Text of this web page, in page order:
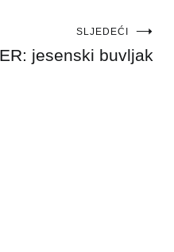
SLJEDEĆI
jesenski buvljak